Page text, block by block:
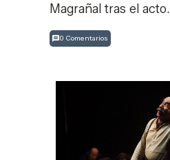
Magrañal tras el acto.
0 Comentarios